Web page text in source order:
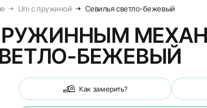
Uni с пружиной Севилья светло-бежевый
БЕЖЕВЫЙ
Как замерить?